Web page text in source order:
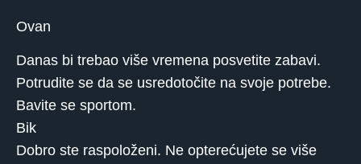
Ovan
Danas bi trebao više vremena posvetite zabavi.
Potrudite se da se usredotočite na svoje potrebe.
Bavite se sportom.
Bik
Dobro ste raspoloženi. Ne opterećujete se više